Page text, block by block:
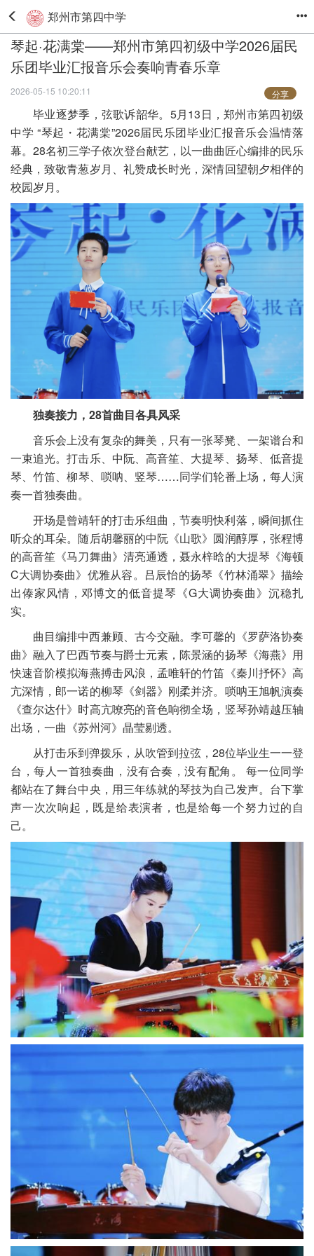
郑州市第四中学
琴起·花满棠——郑州市第四初级中学2026届民
乐团毕业汇报音乐会奏响青春乐章
2026-05-15 10:20:11 分享
毕业逐梦季，弦歌诉韶华。5月13日，郑州市第四初级
中学 “琴起・花满棠”2026届民乐团毕业汇报音乐会温情落
幕。28名初三学子依次登台献艺，以一曲曲匠心编排的民乐
经典，致敬青葱岁月、礼赞成长时光，深情回望朝夕相伴的
校园岁月。
独奏接力，28首曲目各具风采
音乐会上没有复杂的舞美，只有一张琴凳、一架谱台和
一束追光。打击乐、中阮、高音笙、大提琴、扬琴、低音提
琴、竹笛、柳琴、唢呐、竖琴……同学们轮番上场，每人演
奏一首独奏曲。
开场是曾靖轩的打击乐组曲，节奏明快利落，瞬间抓住
听众的耳朵。随后胡馨丽的中阮《山歌》圆润醇厚，张程博
的高音笙《马刀舞曲》清亮通透，聂永梓晗的大提琴《海顿
C大调协奏曲》优雅从容。吕辰怡的扬琴《竹林涌翠》描绘
出傣家风情，邓博文的低音提琴《G大调协奏曲》沉稳扎
实。
曲目编排中西兼顾、古今交融。李可馨的《罗萨洛协奏
曲》融入了巴西节奏与爵士元素，陈景涵的扬琴《海燕》用
快速音阶模拟海燕搏击风浪，孟唯轩的竹笛《秦川抒怀》高
亢深情，郎一诺的柳琴《剑器》刚柔并济。唢呐王旭帆演奏
《查尔达什》时高亢嘹亮的音色响彻全场，竖琴孙靖越压轴
出场，一曲《苏州河》晶莹剔透。
从打击乐到弹拨乐，从吹管到拉弦，28位毕业生一一登
台，每人一首独奏曲，没有合奏，没有配角。 每一位同学
都站在了舞台中央，用三年练就的琴技为自己发声。台下掌
声一次次响起，既是给表演者，也是给每一个努力过的自
己。